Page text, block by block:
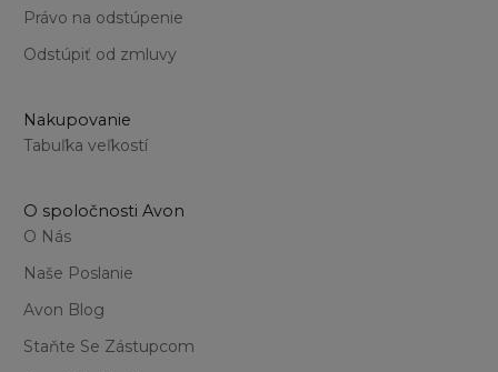
Právo na odstúpenie
Odstúpiť od zmluvy
Nakupovanie
Tabuľka veľkostí
O spoločnosti Avon
O Nás
Naše Poslanie
Avon Blog
Staňte Se Zástupcom